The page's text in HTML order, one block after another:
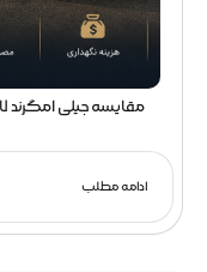
مقایسه جیلی امگرند 7 با چری تیگو 5 | امگرند 7 بخریم یا تیگو 5؟
ادامه مطلب